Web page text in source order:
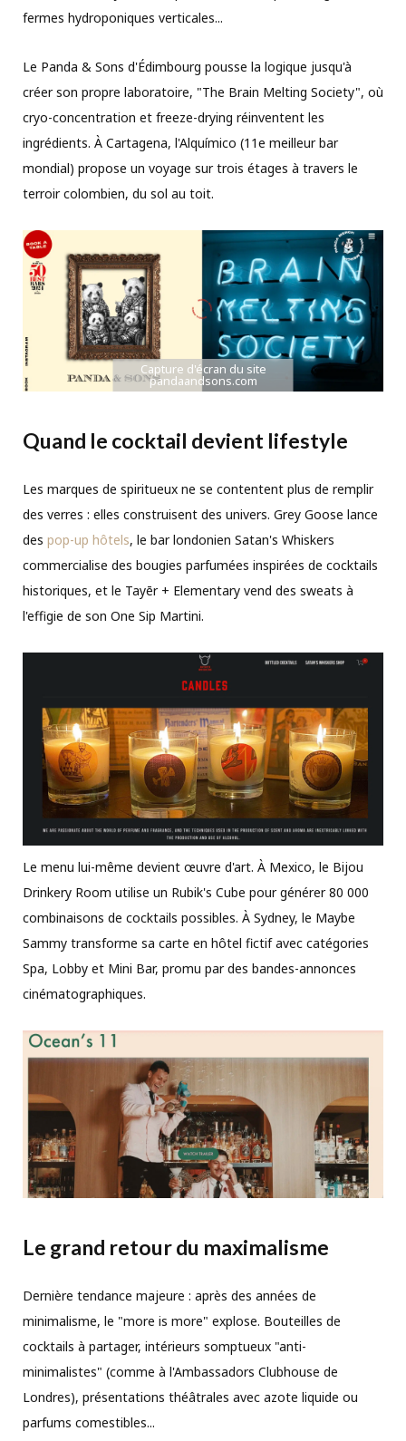
fermes hydroponiques verticales...
Le Panda & Sons d'Édimbourg pousse la logique jusqu'à
créer son propre laboratoire, "The Brain Melting Society", où
cryo-concentration et freeze-drying réinventent les
ingrédients. À Cartagena, l'Alquímico (11e meilleur bar
mondial) propose un voyage sur trois étages à travers le
terroir colombien, du sol au toit.
Capture d'écran du site
pandaandsons.com
Quand le cocktail devient lifestyle
Les marques de spiritueux ne se contentent plus de remplir
des verres : elles construisent des univers. Grey Goose lance
des pop-up hôtels, le bar londonien Satan's Whiskers
commercialise des bougies parfumées inspirées de cocktails
historiques, et le Tayēr + Elementary vend des sweats à
l'effigie de son One Sip Martini.
Le menu lui-même devient œuvre d'art. À Mexico, le Bijou
Drinkery Room utilise un Rubik's Cube pour générer 80 000
combinaisons de cocktails possibles. À Sydney, le Maybe
Sammy transforme sa carte en hôtel fictif avec catégories
Spa, Lobby et Mini Bar, promu par des bandes-annonces
cinématographiques.
Le grand retour du maximalisme
Dernière tendance majeure : après des années de
minimalisme, le "more is more" explose. Bouteilles de
cocktails à partager, intérieurs somptueux "anti-
minimalistes" (comme à l'Ambassadors Clubhouse de
Londres), présentations théâtrales avec azote liquide ou
parfums comestibles...